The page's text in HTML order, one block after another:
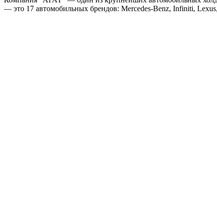
— это 17 автомобильных брендов: Mercedes-Benz, Infiniti,